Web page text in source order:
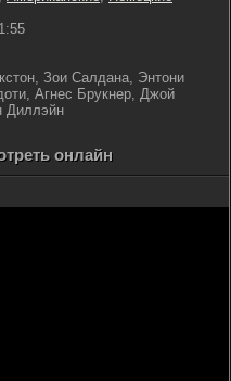
Зои Салдана, Энтони
Агнес Брукнер, Джой
Диллэйн
онлайн